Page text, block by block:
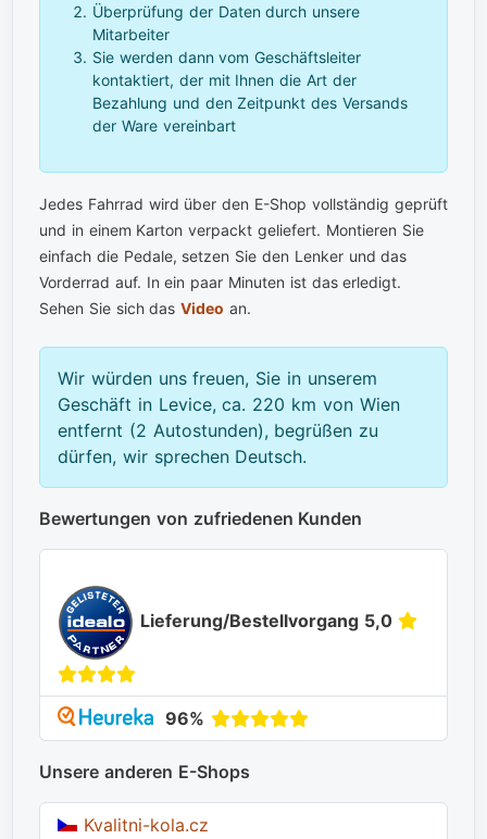
Überprüfung der Daten durch unsere
Mitarbeiter
Sie werden dann vom Geschäftsleiter
kontaktiert, der mit Ihnen die Art der
Bezahlung und den Zeitpunkt des Versands
der Ware vereinbart
Jedes Fahrrad wird über den E-Shop vollständig geprüft
und in einem Karton verpackt geliefert. Montieren Sie
einfach die Pedale, setzen Sie den Lenker und das
Vorderrad auf. In ein paar Minuten ist das erledigt.
Sehen Sie sich dasVideo an.
Wir würden uns freuen, Sie in unserem
Geschäft in Levice, ca. 220 km von Wien
entfernt (2 Autostunden), begrüßen zu
dürfen, wir sprechen Deutsch.
Bewertungen von zufriedenen Kunden
Lieferung/Bestellvorgang 5,0
96%
Unsere anderen E-Shops
Kvalitni-kola.cz